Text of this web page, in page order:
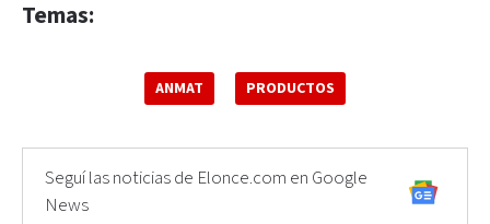
Temas:
ANMAT PRODUCTOS
Seguí las noticias de Elonce.com en Google
News